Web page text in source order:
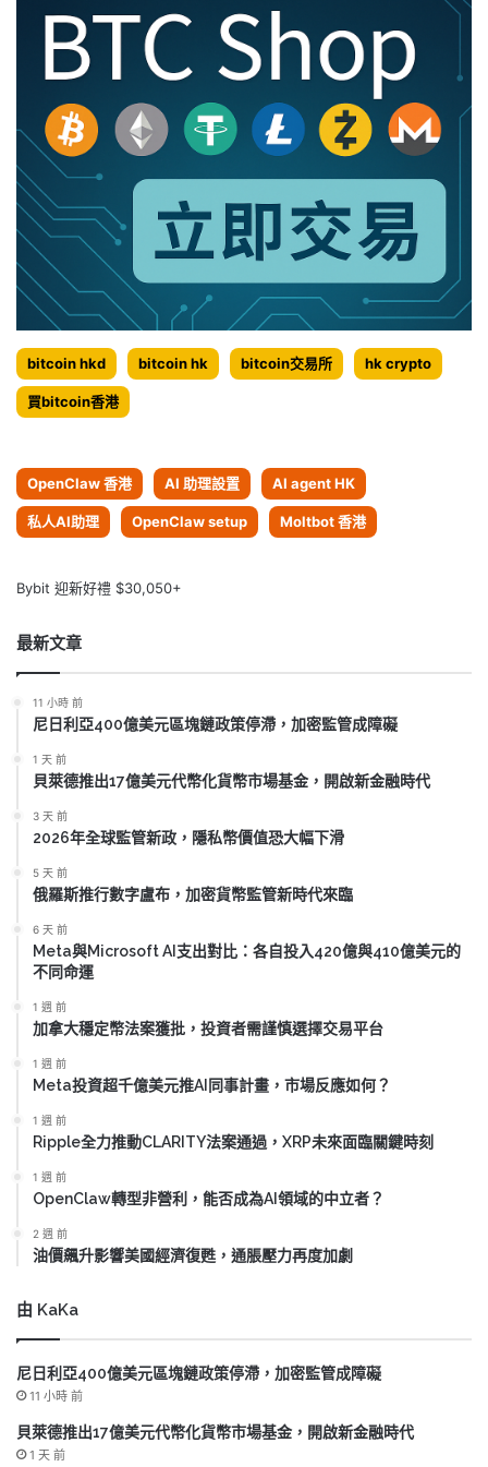
bitcoin hkd bitcoin hk bitcoin交易所 hk crypto
買bitcoin香港
OpenClaw 香港 AI 助理設置 AI agent HK
私人AI助理 OpenClaw setup Moltbot 香港
Bybit 迎新好禮 $30,050+
最新文章
11 小時 前
尼日利亞400億美元區塊鏈政策停滯，加密監管成障礙
1 天 前
貝萊德推出17億美元代幣化貨幣市場基金，開啟新金融時代
3 天 前
2026年全球監管新政，隱私幣價值恐大幅下滑
5 天 前
俄羅斯推行數字盧布，加密貨幣監管新時代來臨
6 天 前
Meta與Microsoft AI支出對比：各自投入420億與410億美元的
不同命運
1 週 前
加拿大穩定幣法案獲批，投資者需謹慎選擇交易平台
1 週 前
Meta投資超千億美元推AI同事計畫，市場反應如何？
1 週 前
Ripple全力推動CLARITY法案通過，XRP未來面臨關鍵時刻
1 週 前
OpenClaw轉型非營利，能否成為AI領域的中立者？
2 週 前
油價飆升影響美國經濟復甦，通脹壓力再度加劇
由 KaKa
尼日利亞400億美元區塊鏈政策停滯，加密監管成障礙
11 小時 前
貝萊德推出17億美元代幣化貨幣市場基金，開啟新金融時代
1 天 前